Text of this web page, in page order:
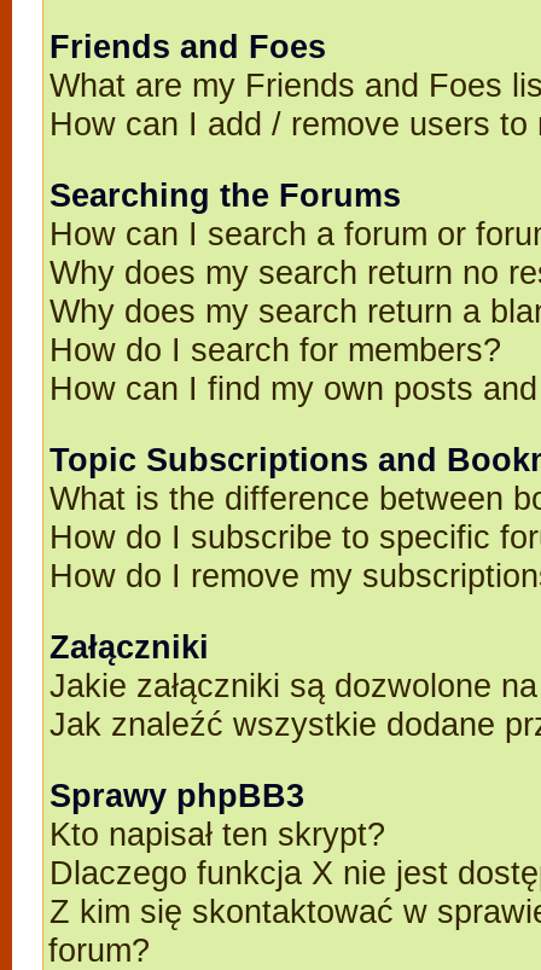
Friends and Foes
What are my Friends and Foes
How can I add / remove users
Searching the Forums
How can I search a forum or
Why does my search return no
Why does my search return a
How do I search for members?
How can I find my own posts
Topic Subscriptions and
What is the difference between
How do I subscribe to specific
How do I remove my
Załączniki
Jakie załączniki są dozwolone
Jak znaleźć wszystkie dodane
Sprawy phpBB3
Kto napisał ten skrypt?
Dlaczego funkcja X nie jest
Z kim się skontaktować w
forum?